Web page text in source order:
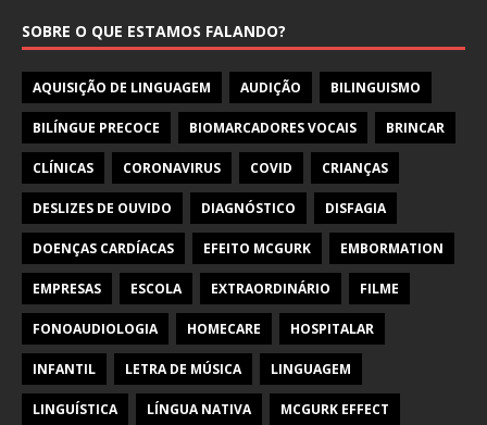
SOBRE O QUE ESTAMOS FALANDO?
AQUISIÇÃO DE LINGUAGEM AUDIÇÃO BILINGUISMO
BILÍNGUE PRECOCE BIOMARCADORES VOCAIS BRINCAR
CLÍNICAS CORONAVIRUS COVID CRIANÇAS
DESLIZES DE OUVIDO DIAGNÓSTICO DISFAGIA
DOENÇAS CARDÍACAS EFEITO MCGURK EMBORMATION
EMPRESAS ESCOLA EXTRAORDINÁRIO FILME
FONOAUDIOLOGIA HOMECARE HOSPITALAR
INFANTIL LETRA DE MÚSICA LINGUAGEM
LINGUÍSTICA LÍNGUA NATIVA MCGURK EFFECT